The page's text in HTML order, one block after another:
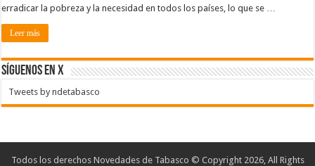
erradicar la pobreza y la necesidad en todos los países, lo que se …
Leer más
SÍGUENOS EN X
Tweets by ndetabasco
Todos los derechos Novedades de Tabasco © Copyright 2026, All Rights